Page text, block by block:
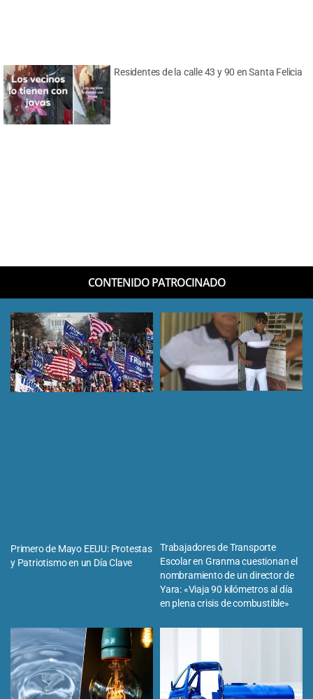
Residentes de la calle 43 y 90 en Santa Felicia
CONTENIDO PATROCINADO
Primero de Mayo EEUU: Protestas
y Patriotismo en un Día Clave
Trabajadores de Transporte
Escolar en Granma cuestionan el
nombramiento de un director de
Yara: «Viaja 90 kilómetros al día
en plena crisis de combustible»